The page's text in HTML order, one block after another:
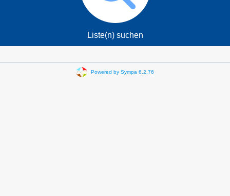
Liste(n) suchen
Powered by Sympa 6.2.76